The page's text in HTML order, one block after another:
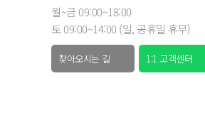
월~금 09:00~18:00
토 09:00~14:00 (일, 공휴일 휴무)
찾아오시는 길 1:1 고객센터